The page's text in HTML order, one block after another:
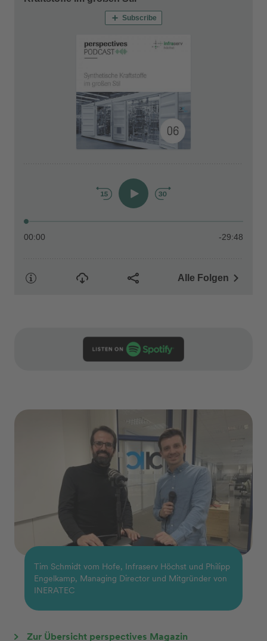
Tim Schmidt vom Hofe, Infraserv Höchst und Philipp
Engelkamp, Managing Director und Mitgründer von
INERATEC
Zur Übersicht perspectives Magazin